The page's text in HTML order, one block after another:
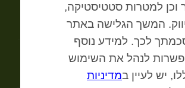
וכן למטרות סטטיסטיקה,
המשך הגלישה באתר
לכך. למידע נוסף
לנהל את השימוש
יש לעיין במדיניות
צור קשר
מדיניות פרטיות
חוק חופש המידע מפת האתר
כלכלי תל אביב-יפו בע"מ. כל הזכויות שמורות.
Website byVolle'